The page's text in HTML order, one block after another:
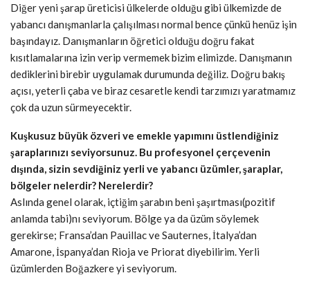
Diğer yeni şarap üreticisi ülkelerde olduğu gibi ülkemizde de
yabancı danışmanlarla çalışılması normal bence çünkü henüz işin
başındayız. Danışmanların öğretici olduğu doğru fakat
kısıtlamalarına izin verip vermemek bizim elimizde. Danışmanın
dediklerini birebir uygulamak durumunda değiliz. Doğru bakış
açısı, yeterli çaba ve biraz cesaretle kendi tarzımızı yaratmamız
çok da uzun sürmeyecektir.
Kuşkusuz büyük özveri ve emekle yapımını üstlendiğiniz
şaraplarınızı seviyorsunuz. Bu profesyonel çerçevenin
dışında, sizin sevdiğiniz yerli ve yabancı üzümler, şaraplar,
bölgeler nelerdir? Nerelerdir?
Aslında genel olarak, içtiğim şarabın beni şaşırtması(pozitif
anlamda tabi)nı seviyorum. Bölge ya da üzüm söylemek
gerekirse; Fransa’dan Pauillac ve Sauternes, İtalya’dan
Amarone, İspanya’dan Rioja ve Priorat diyebilirim. Yerli
üzümlerden Boğazkere yi seviyorum.